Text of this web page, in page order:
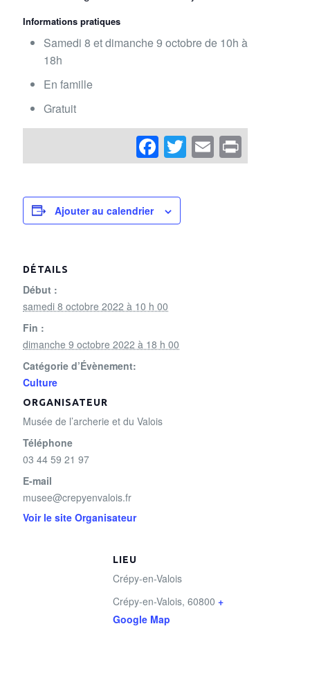
Informations pratiques
Samedi 8 et dimanche 9 octobre de 10h à
18h
En famille
Gratuit
Facebook
Twitter
Email
Ajouter au calendrier
DÉTAILS
Début :
samedi 8 octobre 2022 à 10 h 00
Fin :
dimanche 9 octobre 2022 à 18 h 00
Catégorie d’Évènement:
Culture
ORGANISATEUR
Musée de l’archerie et du Valois
Téléphone
03 44 59 21 97
E-mail
musee@crepyenvalois.fr
Voir le site Organisateur
LIEU
Crépy-en-Valois
Crépy-en-Valois, 60800 +
Google Map